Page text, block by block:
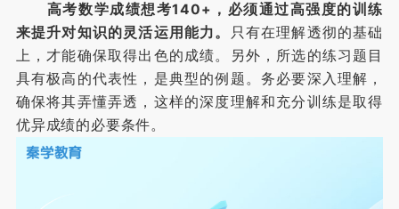
高考数学成绩想考140+，必须通过高强度的训练
来提升对知识的灵活运用能力。
只有在理解透彻的基础
上，才能确保取得出色的成绩。另外，所选的练习题目
具有极高的代表性，是典型的例题。务必要深入理解，
确保将其弄懂弄透，这样的深度理解和充分训练是取得
优异成绩的必要条件。